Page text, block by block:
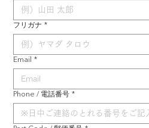
フリガナ *
Email *
Phone / 電話番号 *